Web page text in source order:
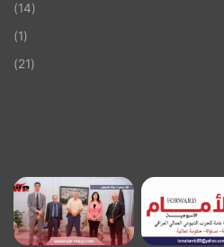
(14)
(1)
(21)